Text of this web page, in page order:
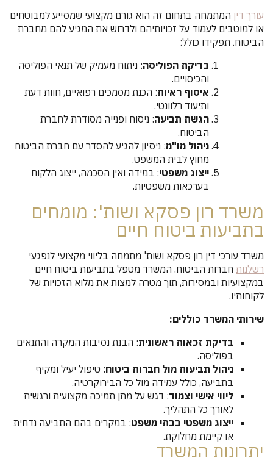
עורך דין המתמחה בתחום זה הוא גורם מקצועי שמסייע למבוטחים
או למוטבים לעמוד על זכויותיהם ולדרוש את המגיע להם מחברת
הביטוח. תפקידו כולל:
בדיקת הפוליסה: ניתוח מעמיק של תנאי הפוליסה
והכיסויים.
איסוף ראיות: הכנת מסמכים רפואיים, חוות דעת
ותיעוד רלוונטי.
הגשת תביעה: ניסוח ופנייה מסודרת לחברת
הביטוח.
ניהול מו"מ: ניסיון להגיע להסדר עם חברת הביטוח
מחוץ לבית המשפט.
ייצוג משפטי: במידה ואין הסכמה, ייצוג הלקוח
בערכאות משפטיות.
משרד רון פסקא ושות': מומחים
בתביעות ביטוח חיים
משרד עורכי דין רון פסקא ושות' מתמחה בליווי מקצועי לנפגעי
רשלנות חברות הביטוח. המשרד מטפל בתביעות ביטוח חיים
במקצועיות ובמסירות, תוך מטרה למצות את מלוא הזכויות של
לקוחותיו.
שירותי המשרד כוללים:
בדיקת זכאות ראשונית: הבנת נסיבות המקרה והתנאים
בפוליסה.
ניהול תביעות מול חברות ביטוח: טיפול יעיל ומקיף
בתביעה, כולל עמידה מול כל הבירוקרטיה.
ליווי אישי וצמוד: דגש על מתן תמיכה מקצועית ורגשית
לאורך כל התהליך.
ייצוג משפטי בבתי משפט: במקרים בהם התביעה נדחית
או קיימת מחלוקת.
יתרונות המשרד